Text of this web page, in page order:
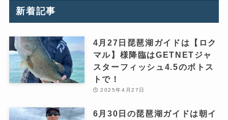
新着記事
4月27日琵琶湖ガイドは【ロク
マル】様降臨はGETNETジャ
スターフィッシュ4.5のボトス
トで！
2025年4月27日
6月30日の琵琶湖ガイドは朝イ